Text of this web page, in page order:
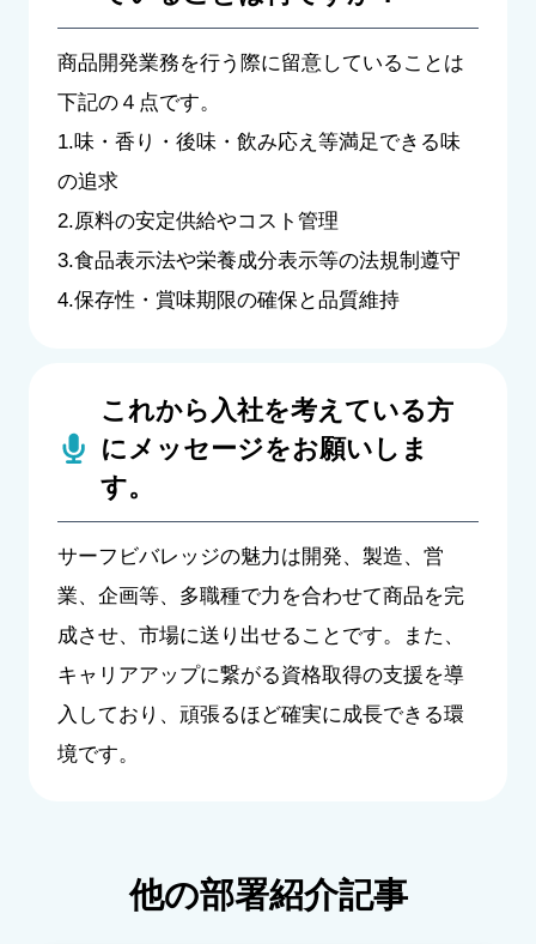
商品開発業務を行う際に留意していることは
下記の４点です。
1.味・香り・後味・飲み応え等満足できる味
の追求
2.原料の安定供給やコスト管理
3.食品表示法や栄養成分表示等の法規制遵守
4.保存性・賞味期限の確保と品質維持
これから入社を考えている方
にメッセージをお願いしま
す。
サーフビバレッジの魅力は開発、製造、営
業、企画等、多職種で力を合わせて商品を完
成させ、市場に送り出せることです。また、
キャリアアップに繋がる資格取得の支援を導
入しており、頑張るほど確実に成長できる環
境です。
他の部署紹介記事